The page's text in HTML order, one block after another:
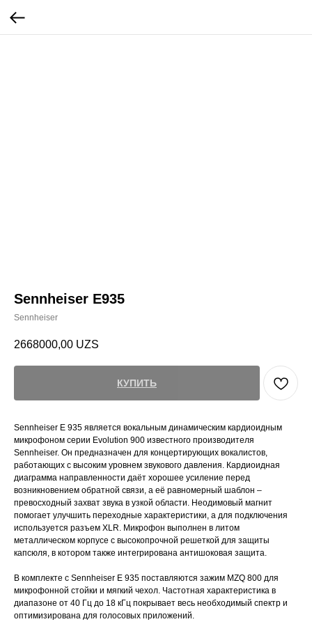
Sennheiser E935
Sennheiser
2668000,00 UZS
КУПИТЬ
Sennheiser E 935 является вокальным динамическим кардиоидным
микрофоном серии Evolution 900 известного производителя
Sennheiser. Он предназначен для концертирующих вокалистов,
работающих с высоким уровнем звукового давления. Кардиоидная
диаграмма направленности даёт хорошее усиление перед
возникновением обратной связи, а её равномерный шаблон –
превосходный захват звука в узкой области. Неодимовый магнит
помогает улучшить переходные характеристики, а для подключения
используется разъем XLR. Микрофон выполнен в литом
металлическом корпусе с высокопрочной решеткой для защиты
капсюля, в котором также интегрирована антишоковая защита.
В комплекте с Sennheiser E 935 поставляются зажим MZQ 800 для
микрофонной стойки и мягкий чехол. Частотная характеристика в
диапазоне от 40 Гц до 18 кГц покрывает весь необходимый спектр и
оптимизирована для голосовых приложений.